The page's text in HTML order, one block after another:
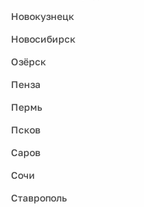
Новокузнецк
Новосибирск
Озёрск
Пенза
Пермь
Псков
Саров
Сочи
Ставрополь